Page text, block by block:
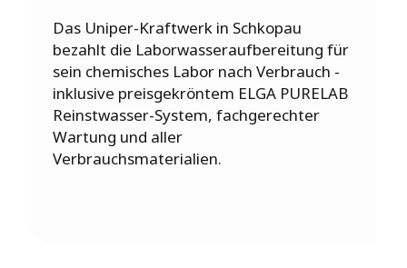
Das Uniper-Kraftwerk in Schkopau
bezahlt die Laborwasseraufbereitung für
sein chemisches Labor nach Verbrauch -
inklusive preisgekröntem ELGA PURELAB
Reinstwasser-System, fachgerechter
Wartung und aller
Verbrauchsmaterialien.